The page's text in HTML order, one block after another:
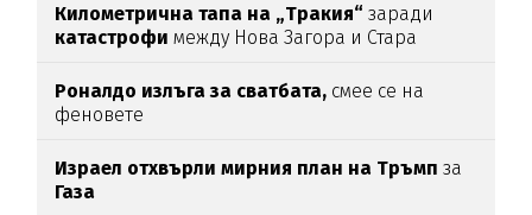
Километрична тапа на „Тракия“ заради
катастрофи между Нова Загора и Стара
Роналдо излъга за сватбата, смее се на
феновете
Израел отхвърли мирния план на Тръмп за
Газа